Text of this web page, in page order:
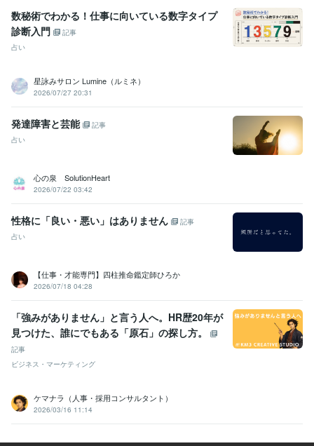
数秘術でわかる！仕事に向いている数字タイプ
診断入門
記事
占い
星詠みサロン Lumine（ルミネ）
2026/07/27 20:31
発達障害と芸能
記事
占い
心の泉 SolutionHeart
2026/07/22 03:42
性格に「良い・悪い」はありません
記事
占い
【仕事・才能専門】四柱推命鑑定師ひろか
2026/07/18 04:28
「強みがありません」と言う人へ。HR歴20年が
見つけた、誰にでもある「原石」の探し方。
記事
ビジネス・マーケティング
ケマナラ（人事・採用コンサルタント）
2026/03/16 11:14